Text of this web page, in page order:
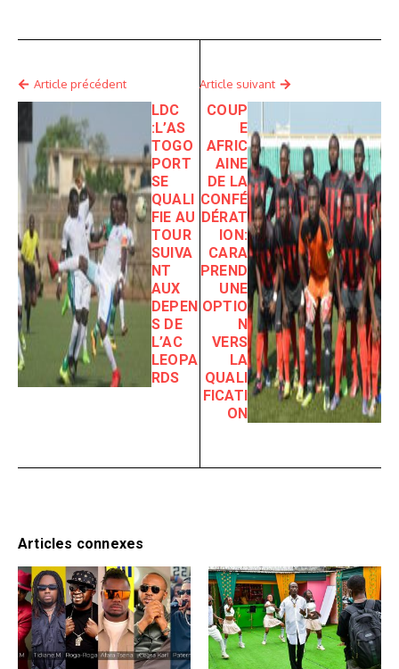
Article précédent
LDC
:L’AS
TOGO
PORT
SE
QUALI
FIE AU
TOUR
SUIVA
NT
AUX
DEPEN
S DE
L’AC
LEOPA
RDS
Article suivant
COUP
E
AFRIC
AINE
DE LA
CONFÉ
DÉRAT
ION:
CARA
PREND
UNE
OPTIO
N
VERS
LA
QUALI
FICATI
ON
Articles connexes